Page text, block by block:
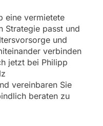
eine vermietete
Strategie passt und
und
verbinden
jetzt bei Philipp
vereinbaren Sie
beraten zu